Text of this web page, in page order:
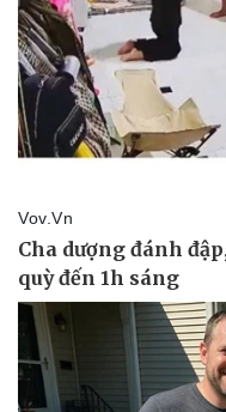
Thể thao
Bóng đá
Lịch thi đấu bóng đá
Thế giới thể thao